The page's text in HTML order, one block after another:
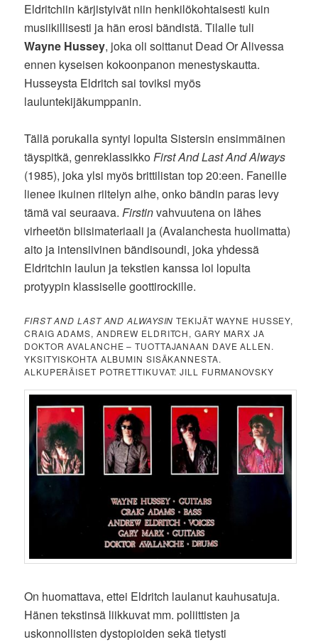
Eldritchiin kärjistyivät niin henkilökohtaisesti kuin
musiikillisesti ja hän erosi bändistä. Tilalle tuli
Wayne Hussey, joka oli soittanut Dead Or Alivessa
ennen kyseisen kokoonpanon menestyskautta.
Husseysta Eldritch sai toviksi myös
lauluntekijäkumppanin.
Tällä porukalla syntyi lopulta Sistersin ensimmäinen
täyspitkä, genreklassikkoFirst And Last And Always
(1985), joka ylsi myös brittilistan top 20:een. Faneille
lienee ikuinen riitelyn aihe, onko bändin paras levy
tämä vai seuraava.Firstinvahvuutena on lähes
virheetön biisimateriaali ja (Avalanchesta huolimatta)
aito ja intensiivinen bändisoundi, joka yhdessä
Eldritchin laulun ja tekstien kanssa loi lopulta
protyypin klassiselle goottirockille.
FIRST AND LAST AND ALWAYSIN TEKIJÄT WAYNE HUSSEY,
CRAIG ADAMS, ANDREW ELDRITCH, GARY MARX JA
DOKTOR AVALANCHE – TUOTTAJANAAN DAVE ALLEN.
YKSITYISKOHTA ALBUMIN SISÄKANNESTA.
ALKUPERÄISET POTRETTIKUVAT: JILL FURMANOVSKY
On huomattava, ettei Eldritch laulanut kauhusatuja.
Hänen tekstinsä liikkuvat mm. poliittisten ja
uskonnollisten dystopioiden sekä tietysti